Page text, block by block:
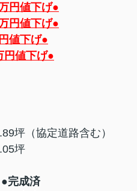
円値下げ●
円値下げ●
値下げ●
円値下げ●
坪（協定道路含む）
坪
完成済